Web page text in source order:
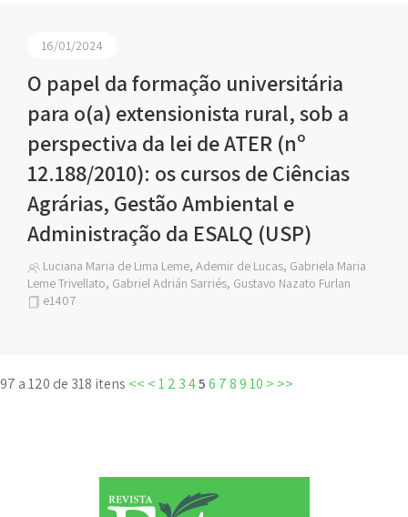
16/01/2024
O papel da formação universitária
para o(a) extensionista rural, sob a
perspectiva da lei de ATER (nº
12.188/2010): os cursos de Ciências
Agrárias, Gestão Ambiental e
Administração da ESALQ (USP)
Luciana Maria de Lima Leme, Ademir de Lucas, Gabriela Maria
Leme Trivellato, Gabriel Adrián Sarriés, Gustavo Nazato Furlan
e1407
97 a 120 de 318 itens << <12 3456 78910 > >>